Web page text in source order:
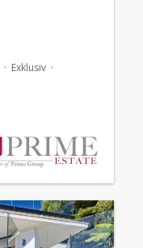
Exklusiv